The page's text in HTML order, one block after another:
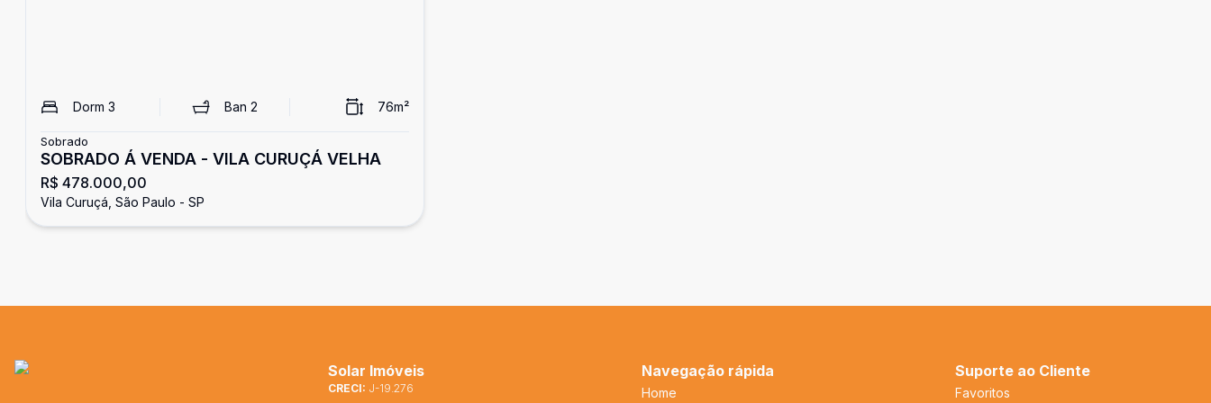
Dorm 3 Ban2 76m²
Sobrado
SOBRADO Á VENDA - VILA CURUÇÁ VELHA
R$ 478.000,00
Vila Curuçá, São Paulo - SP
Solar Imóveis
CRECI: J-19.276
Navegação rápida
Home
Suporte ao Cliente
Favoritos